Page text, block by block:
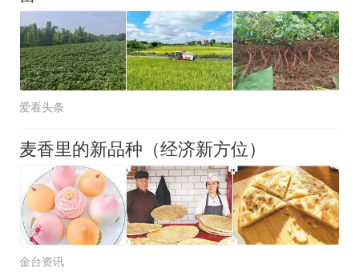
爱看头条
麦香里的新品种（经济新方位）
金台资讯